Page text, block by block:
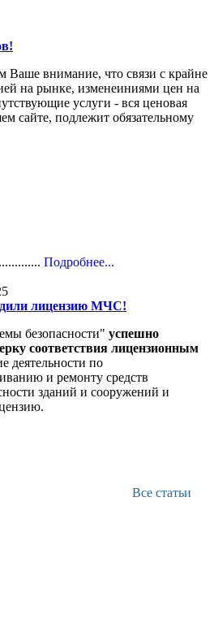
внимание, что связи с крайне
на рынке, изменеиниями цен на
услуги - вся ценовая
сайте, подлежит обязательному
Подробнее...
лицензию МЧС!
безопасности" успешно
соответствия лицензионным
деятельности по
и ремонту средств
зданий и сооружений и
Все статьи